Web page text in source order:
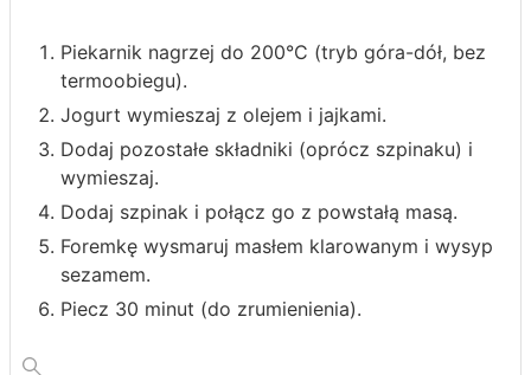
Piekarnik nagrzej do 200°C (tryb góra-dół, bez
termoobiegu).
Jogurt wymieszaj z olejem i jajkami.
Dodaj pozostałe składniki (oprócz szpinaku) i
wymieszaj.
Dodaj szpinak i połącz go z powstałą masą.
Foremkę wysmaruj masłem klarowanym i wysyp
sezamem.
Piecz 30 minut (do zrumienienia).